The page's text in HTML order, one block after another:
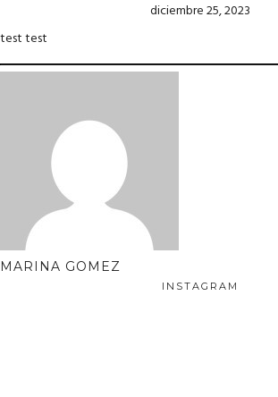
diciembre 25, 2023
test test
MARINA GOMEZ
INSTAGRAM